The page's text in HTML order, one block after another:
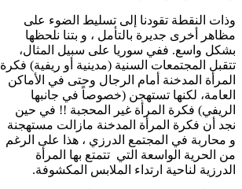
وذات النقطة تقودنا إلى تسليط الضوء على
مظاهر أخرى جديرة بالتأمل ، و بتنا نلحظها
بشكل واسع. ففي سوريا على سبيل المثال،
تتقبل المجتمعات السنية (مدينية أو ريفية) فكرة
المرأة المدخنة أمام الرجال وحتى في الأماكن
العامة، لكنها تستهجن (خصوصاً في جانبها
الريفي) فكرة المرأة غير المحجبة !! في حين
نجد أن فكرة المرأة المدخنة مازالت مستهجنة
و محاربة في المجتمع الدرزي ، هذا على الرغم
من الحرية الواسعة التي تتمتع بها المرأة
الدرزية لناحية ارتداء الملابس المكشوفة.